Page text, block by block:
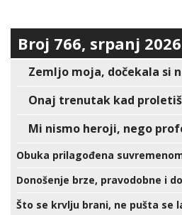
Broj 766, srpanj
Zemljo moja, dočekala si
Onaj trenutak kad
Mi nismo heroji, nego
Obuka prilagođena
Donošenje brze, pravodobne i
Što se krvlju brani, ne pušta se